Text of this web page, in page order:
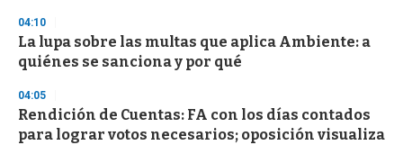
d
s
04:10
La lupa sobre las multas que aplica Ambiente: a
quiénes se sanciona y por qué
04:05
Rendición de Cuentas: FA con los días contados
para lograr votos necesarios; oposición visualiza